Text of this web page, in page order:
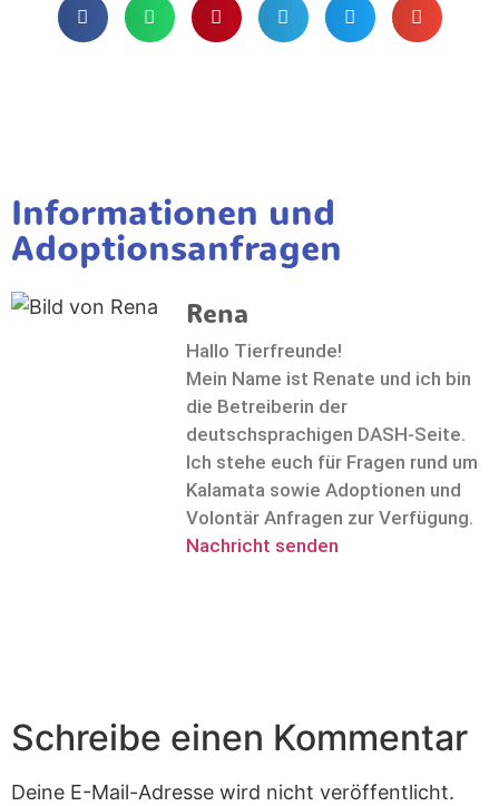
Informationen und
Adoptionsanfragen
Rena
Hallo Tierfreunde!
Mein Name ist Renate und ich bin
die Betreiberin der
deutschsprachigen DASH-Seite.
Ich stehe euch für Fragen rund um
Kalamata sowie Adoptionen und
Volontär Anfragen zur Verfügung.
Nachricht senden
Schreibe einen Kommentar
Deine E-Mail-Adresse wird nicht veröffentlicht.